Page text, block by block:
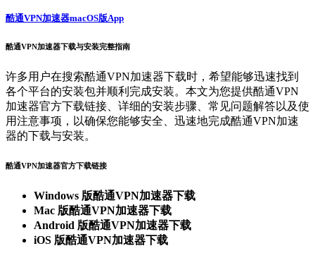
酷通VPN加速器macOS版App
酷通VPN加速器下载与安装完整指南
许多用户在搜索酷通VPN加速器下载时，希望能够迅速找到
各个平台的安装包并顺利完成安装。本文为您提供酷通VPN
加速器官方下载链接、详细的安装步骤、常见问题解答以及使
用注意事项，以确保您能够安全、迅速地完成酷通VPN加速
器的下载与安装。
酷通VPN加速器官方下载链接
Windows 版酷通VPN加速器下载
Mac 版酷通VPN加速器下载
Android 版酷通VPN加速器下载
iOS 版酷通VPN加速器下载